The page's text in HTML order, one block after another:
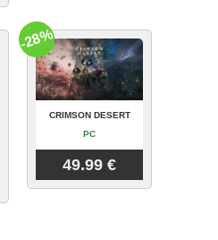
CRIMSON DESERT
PC
49.99 €
-28%